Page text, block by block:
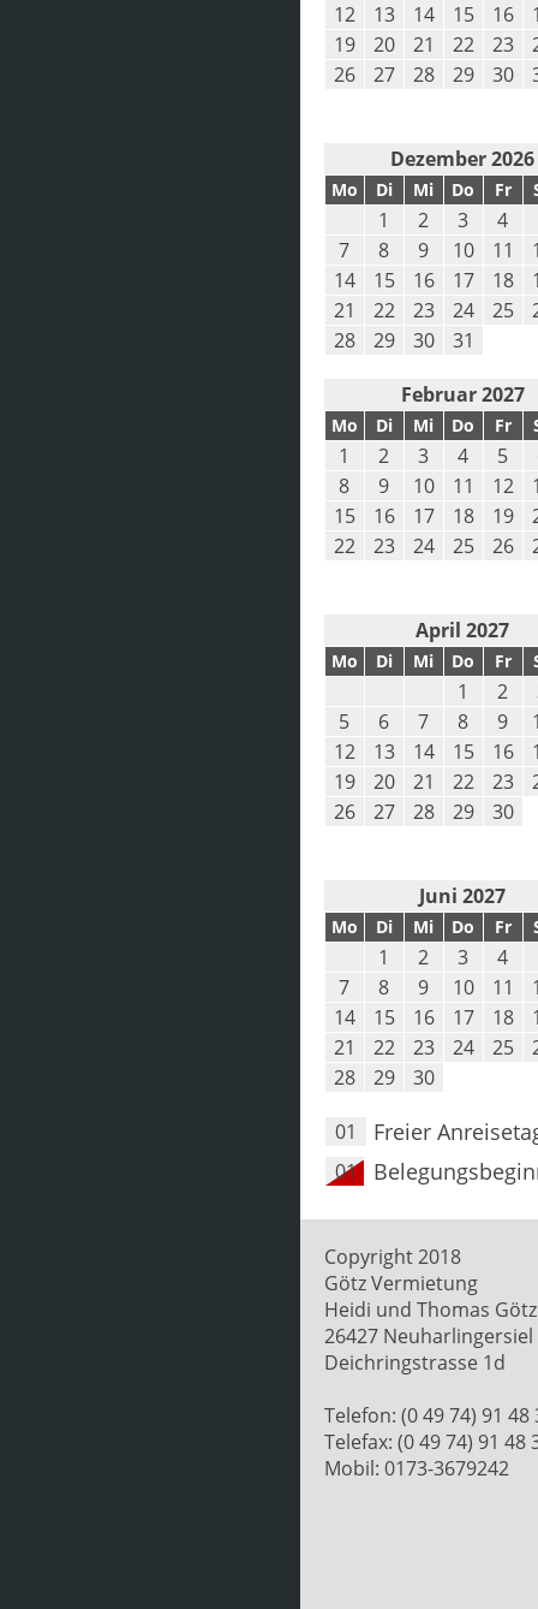
12
13 14 15 16
19
20 21 22 23
26
27 28 29 30
Dezember 2026
Mo Di Mi Do Fr
1 2 3 4
7
8 9 10 11
14
15 16 17 18
21
22 23 24 25
28
29 30 31
Februar 2027
Mo Di Mi Do Fr
1 2 3 4 5
8
9 10 11 12
15
16 17 18 19
22
23 24 25 26
April 2027
Mo Di Mi Do Fr
1 2
5
6 7 8 9
12
13 14 15 16
19
20 21 22 23
26
27 28 29 30
Juni 2027
Mo Di Mi Do Fr
1 2 3 4
7
8 9 10 11
14
15 16 17 18
21
22 23 24 25
28
29 30
01 Freier
01
Copyright 2018
Götz Vermietung
Heidi und Thomas Götz
26427 Neuharlingersiel
Deichringstrasse 1d
Telefon: (0 49 74) 91 48
Telefax: (0 49 74) 91 48
Mobil: 0173-3679242